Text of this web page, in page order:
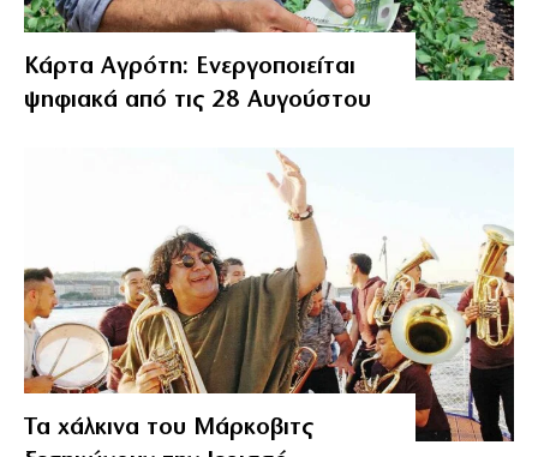
Κάρτα Αγρότη: Ενεργοποιείται
ψηφιακά από τις 28 Αυγούστου
Τα χάλκινα του Μάρκοβιτς